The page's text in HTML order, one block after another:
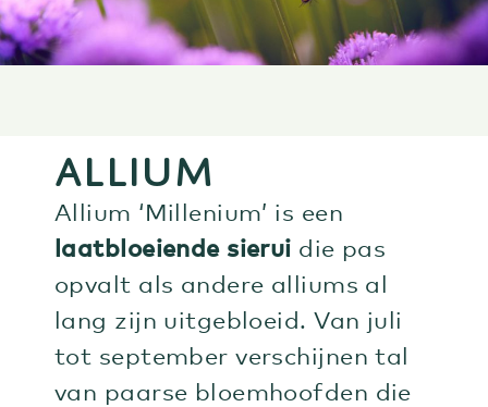
ALLIUM
Allium ‘Millenium’ is een
laatbloeiende sierui die pas
opvalt als andere alliums al
lang zijn uitgebloeid. Van juli
tot september verschijnen tal
van paarse bloemhoofden die